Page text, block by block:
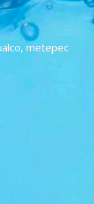
metepec